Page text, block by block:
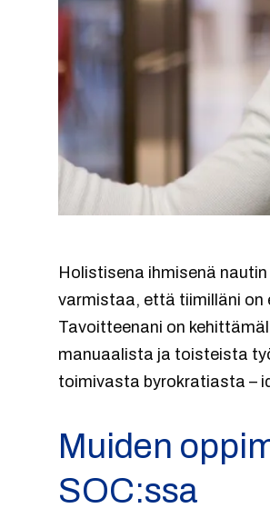
Holistisena ihmisenä
varmistaa, että tiimilläni on
Tavoitteenani on
manuaalista ja toisteista
toimivasta byrokratiasta –
Muiden
SOC:ssa